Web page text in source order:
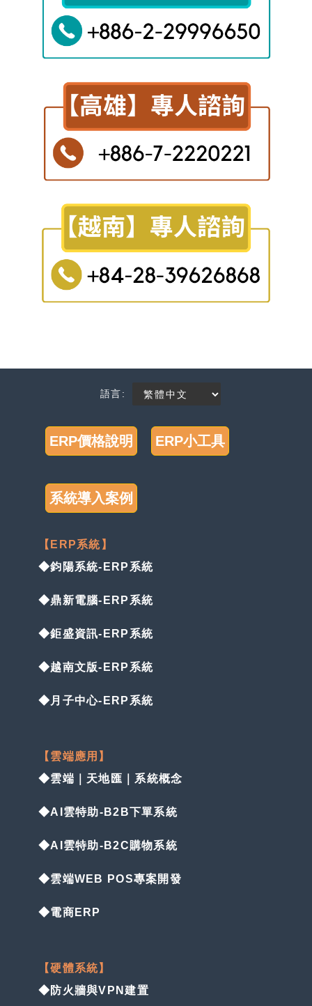
ERP價格說明 ERP小工具
系統導入案例
【ERP系統】
◆鈞陽系統-ERP系統
◆鼎新電腦-ERP系統
◆鉅盛資訊-ERP系統
◆越南文版-ERP系統
◆月子中心-ERP系統
【雲端應用】
◆雲端｜天地匯｜系統概念
◆AI雲特助-B2B下單系統
◆AI雲特助-B2C購物系統
◆雲端WEB POS專案開發
◆電商ERP
【硬體系統】
◆防火牆與VPN建置
語言: